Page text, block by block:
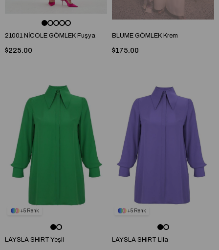
21001 NİCOLE GÖMLEK Fuşya
$225.00
BLUME GÖMLEK Krem
$175.00
5
LAYSLA SHIRT Yeşil
5
LAYSLA SHIRT Lila